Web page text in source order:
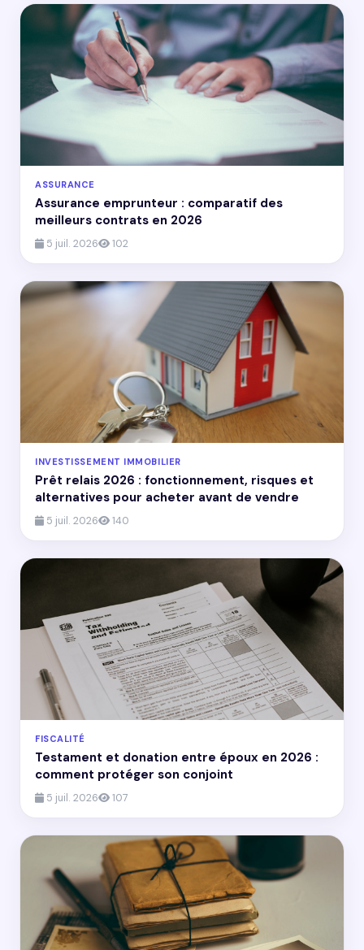
ASSURANCE
Assurance emprunteur : comparatif des
meilleurs contrats en 2026
5 juil. 2026 102
INVESTISSEMENT IMMOBILIER
Prêt relais 2026 : fonctionnement, risques et
alternatives pour acheter avant de vendre
5 juil. 2026 140
FISCALITÉ
Testament et donation entre époux en 2026 :
comment protéger son conjoint
5 juil. 2026 107